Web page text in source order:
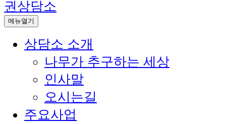
메뉴열기
상담소 소개
나무가 추구하는 세상
인사말
오시는길
주요사업